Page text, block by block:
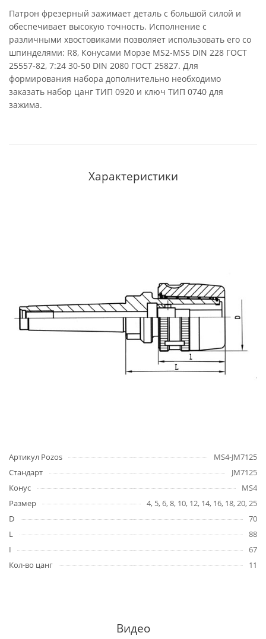
Патрон фрезерный зажимает деталь с большой силой и
обеспечивает высокую точность. Исполнение с
различными хвостовиками позволяет использовать его со
шпинделями: R8, Конусами Морзе MS2-MS5 DIN 228 ГОСТ
25557-82, 7:24 30-50 DIN 2080 ГОСТ 25827. Для
формирования набора дополнительно необходимо
заказать набор цанг ТИП 0920 и ключ ТИП 0740 для
зажима.
Характеристики
Артикул Pozos
MS4-JM7125
Стандарт
JM7125
Конус
MS4
Размер
4, 5, 6, 8, 10, 12, 14, 16, 18, 20, 25
D
70
L
88
I
67
Кол-во цанг
11
Видео